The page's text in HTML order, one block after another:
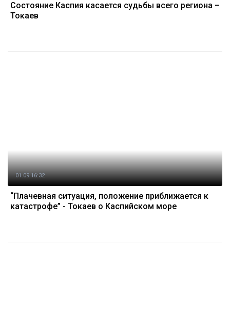
Состояние Каспия касается судьбы всего региона –
Токаев
01.09 16:32
“Плачевная ситуация, положение приближается к
катастрофе” - Токаев о Каспийском море